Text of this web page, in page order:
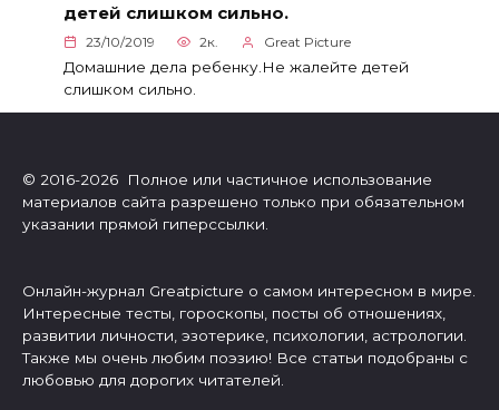
детей слишком сильно.
23/10/2019 2к. Great Picture
Домашние дела ребенку.Не жалейте детей
слишком сильно.
© 2016-2026 Полное или частичное использование
материалов сайта разрешено только при обязательном
указании прямой гиперссылки.
Онлайн-журнал Greatpicture о самом интересном в мире.
Интересные тесты, гороскопы, посты об отношениях,
развитии личности, эзотерике, психологии, астрологии.
Также мы очень любим поэзию! Все статьи подобраны с
любовью для дорогих читателей.